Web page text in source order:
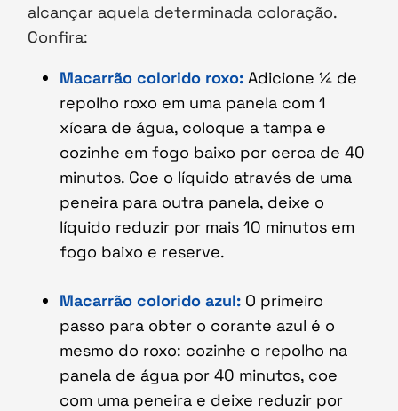
alcançar aquela determinada coloração.
Confira:
Macarrão colorido roxo:Adicione ¼ de
repolho roxo em uma panela com 1
xícara de água, coloque a tampa e
cozinhe em fogo baixo por cerca de 40
minutos. Coe o líquido através de uma
peneira para outra panela, deixe o
líquido reduzir por mais 10 minutos em
fogo baixo e reserve.
Macarrão colorido azul: O primeiro
passo para obter o corante azul é o
mesmo do roxo: cozinhe o repolho na
panela de água por 40 minutos, coe
com uma peneira e deixe reduzir por